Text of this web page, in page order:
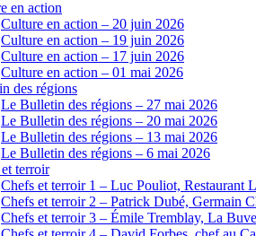
en action
Culture en action – 20 juin 2026
Culture en action – 19 juin 2026
Culture en action – 17 juin 2026
Culture en action – 01 mai 2026
des régions
Le Bulletin des régions – 27 mai 2026
Le Bulletin des régions – 20 mai 2026
Le Bulletin des régions – 13 mai 2026
Le Bulletin des régions – 6 mai 2026
terroir
Chefs et terroir 1 – Luc Pouliot, Restaurant
Chefs et terroir 2 – Patrick Dubé, Germain
Chefs et terroir 3 – Émile Tremblay, La